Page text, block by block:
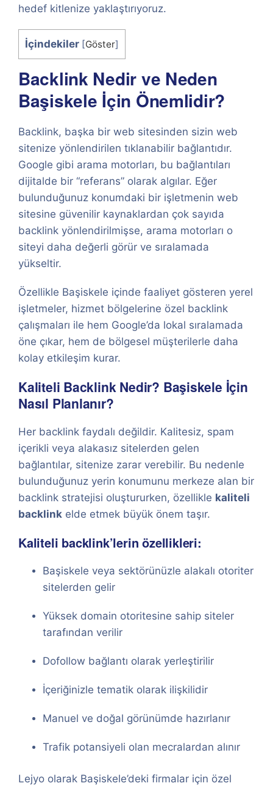
hedef kitlenize yaklaştırıyoruz.
İçindekiler [Göster]
Backlink Nedir ve Neden
Başiskele İçin Önemlidir?
Backlink, başka bir web sitesinden sizin web
sitenize yönlendirilen tıklanabilir bağlantıdır.
Google gibi arama motorları, bu bağlantıları
dijitalde bir “referans” olarak algılar. Eğer
bulunduğunuz konumdaki bir işletmenin web
sitesine güvenilir kaynaklardan çok sayıda
backlink yönlendirilmişse, arama motorları o
siteyi daha değerli görür ve sıralamada
yükseltir.
Özellikle Başiskele içinde faaliyet gösteren yerel
işletmeler, hizmet bölgelerine özel backlink
çalışmaları ile hem Google’da lokal sıralamada
öne çıkar, hem de bölgesel müşterilerle daha
kolay etkileşim kurar.
Kaliteli Backlink Nedir? Başiskele İçin
Nasıl Planlanır?
Her backlink faydalı değildir. Kalitesiz, spam
içerikli veya alakasız sitelerden gelen
bağlantılar, sitenize zarar verebilir. Bu nedenle
bulunduğunuz yerin konumunu merkeze alan bir
backlink stratejisi oluştururken, özellikle kaliteli
backlink elde etmek büyük önem taşır.
Kaliteli backlink’lerin özellikleri:
Başiskele veya sektörünüzle alakalı otoriter
sitelerden gelir
Yüksek domain otoritesine sahip siteler
tarafından verilir
Dofollow bağlantı olarak yerleştirilir
İçeriğinizle tematik olarak ilişkilidir
Manuel ve doğal görünümde hazırlanır
Trafik potansiyeli olan mecralardan alınır
Lejyo olarak Başiskele’deki firmalar için özel